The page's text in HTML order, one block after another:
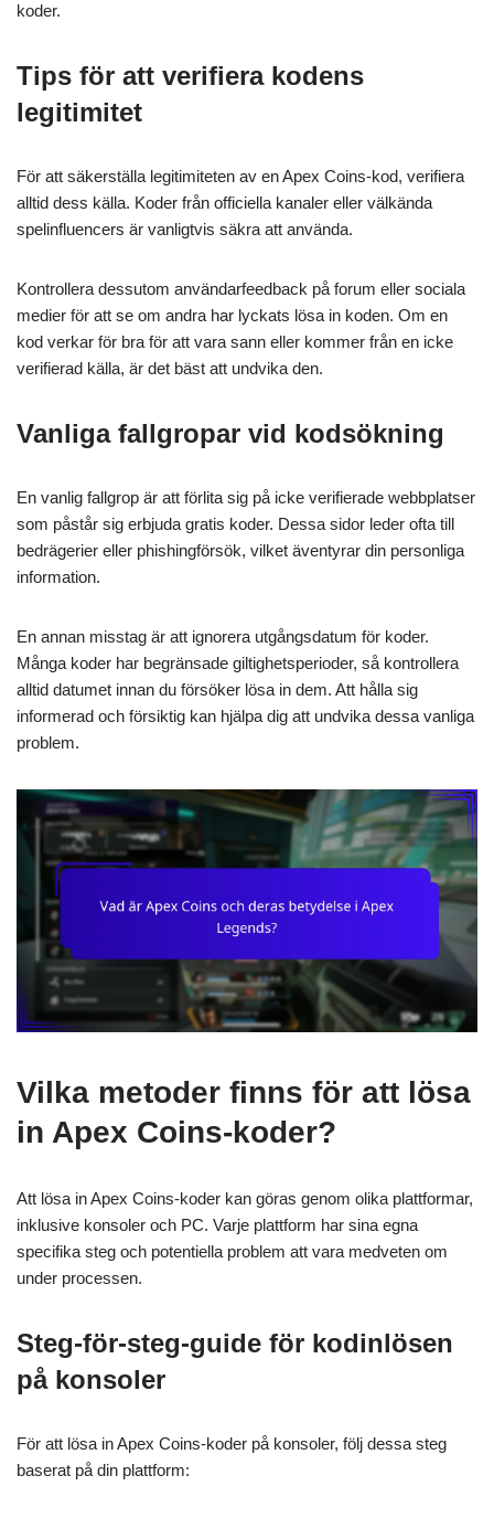
koder.
Tips för att verifiera kodens
legitimitet
För att säkerställa legitimiteten av en Apex Coins-kod, verifiera
alltid dess källa. Koder från officiella kanaler eller välkända
spelinfluencers är vanligtvis säkra att använda.
Kontrollera dessutom användarfeedback på forum eller sociala
medier för att se om andra har lyckats lösa in koden. Om en
kod verkar för bra för att vara sann eller kommer från en icke
verifierad källa, är det bäst att undvika den.
Vanliga fallgropar vid kodsökning
En vanlig fallgrop är att förlita sig på icke verifierade webbplatser
som påstår sig erbjuda gratis koder. Dessa sidor leder ofta till
bedrägerier eller phishingförsök, vilket äventyrar din personliga
information.
En annan misstag är att ignorera utgångsdatum för koder.
Många koder har begränsade giltighetsperioder, så kontrollera
alltid datumet innan du försöker lösa in dem. Att hålla sig
informerad och försiktig kan hjälpa dig att undvika dessa vanliga
problem.
Vilka metoder finns för att lösa
in Apex Coins-koder?
Att lösa in Apex Coins-koder kan göras genom olika plattformar,
inklusive konsoler och PC. Varje plattform har sina egna
specifika steg och potentiella problem att vara medveten om
under processen.
Steg-för-steg-guide för kodinlösen
på konsoler
För att lösa in Apex Coins-koder på konsoler, följ dessa steg
baserat på din plattform: